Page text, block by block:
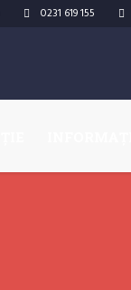
0231 619 155